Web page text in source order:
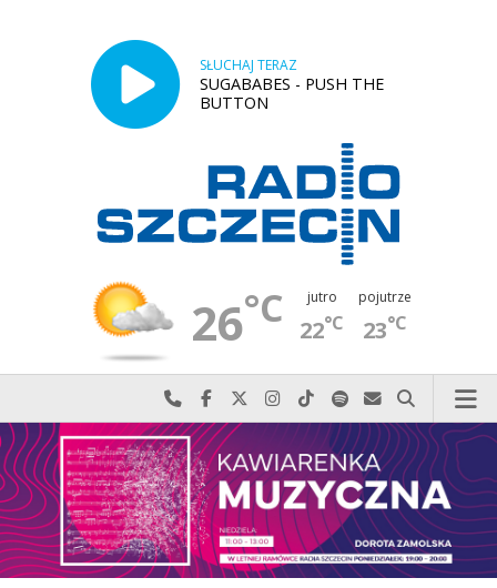
SŁUCHAJ TERAZ
SUGABABES - PUSH THE
BUTTON
26°C jutro
22°C
pojutrze
23°C
Najlepiej po prostu do nas zadzwoń
Odwiedź nas na Facebook-u
Odwiedź nas na X
Odwiedź nas na Instagram-ie
Odwiedź nas na TikTok-u
Szukaj nas na Spotify
Wyślij do nas
Szukaj